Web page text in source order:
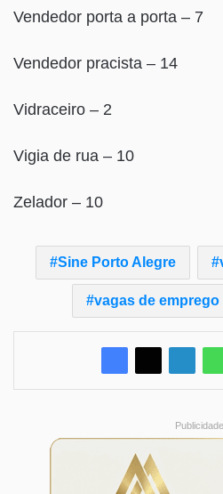
Vendedor porta a porta – 7
Vendedor pracista – 14
Vidraceiro – 2
Vigia de rua – 10
Zelador – 10
Sine Porto Alegre
vagas de
Publicidade